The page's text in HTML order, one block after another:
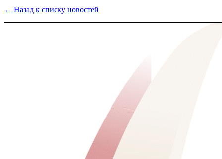
← Назад к списку новостей